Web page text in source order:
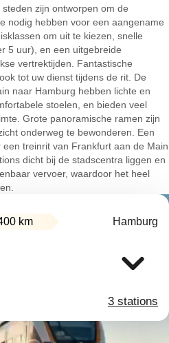
zijn ontworpen om de
nodig hebben voor een aangename
om uit te kiezen, snelle
5 uur), en een uitgebreide
vertrektijden. Fantastische
tot uw dienst tijdens de rit. De
naar Hamburg hebben lichte en
stoelen, en bieden veel
Grote panoramische ramen zijn
onderweg te bewonderen. Een
treinrit van Frankfurt aan de Main
dicht bij de stadscentra liggen en
vervoer, waardoor het heel
km Hamburg
3 stations